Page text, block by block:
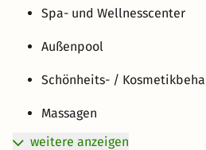
Spa- und Wellnesscenter
Außenpool
Schönheits- /
Massagen
weitere anzeigen